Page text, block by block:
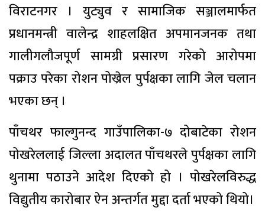
विराटनगर । युट्युव र सामाजिक सञ्जालमार्फत
प्रधानमन्त्री वालेन्द्र शाहलक्षित अपमानजनक तथा
गालीगलौजपूर्ण सामग्री प्रसारण गरेको आरोपमा
पक्राउ परेका रोशन पोख्रेल पुर्पक्षका लागि जेल चलान
भएका छन् ।
पाँचथर फाल्गुनन्द गाउँपालिका-७ दोबाटेका रोशन
पोखरेललाई जिल्ला अदालत पाँचथरले पुर्पक्षका लागि
थुनामा पठाउने आदेश दिएको हो । पोखरेलविरुद्ध
विद्युतीय कारोबार ऐन अन्तर्गत मुद्दा दर्ता भएको थियो।